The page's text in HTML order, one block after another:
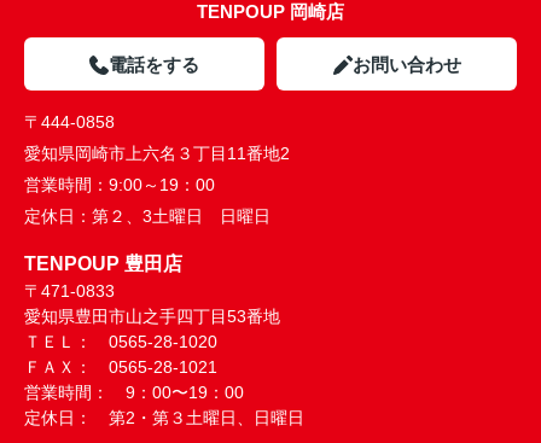
TENPOUP 岡崎店
電話をする お問い合わせ
〒444-0858
愛知県岡崎市上六名３丁目11番地2
営業時間： 9:00～19：00
定休日： 第２、3土曜日 日曜日
TENPOUP 豊田店
〒471-0833
愛知県豊田市山之手四丁目53番地
ＴＥＬ： 0565-28-1020
ＦＡＸ： 0565-28-1021
営業時間： 9：00〜19：00
定休日： 第2・第３土曜日、日曜日